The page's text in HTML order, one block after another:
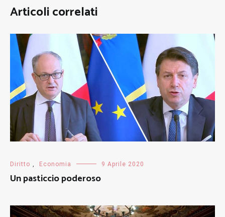
Articoli correlati
Diritto , Economia 9 Aprile 2020
Un pasticcio poderoso